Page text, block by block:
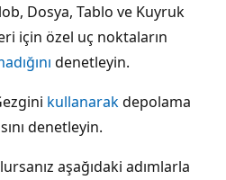
Dosya, Tablo ve Kuyruk
için özel uç noktaların
denetleyin.
kullanarakdepolama
denetleyin.
aşağıdaki adımlarla